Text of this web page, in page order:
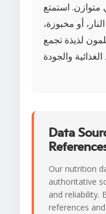
متوازن. استمتع
أو مخبوزة،
لذيذة تجمع
Data
Our nutrition
authoritative
and reliability.
references